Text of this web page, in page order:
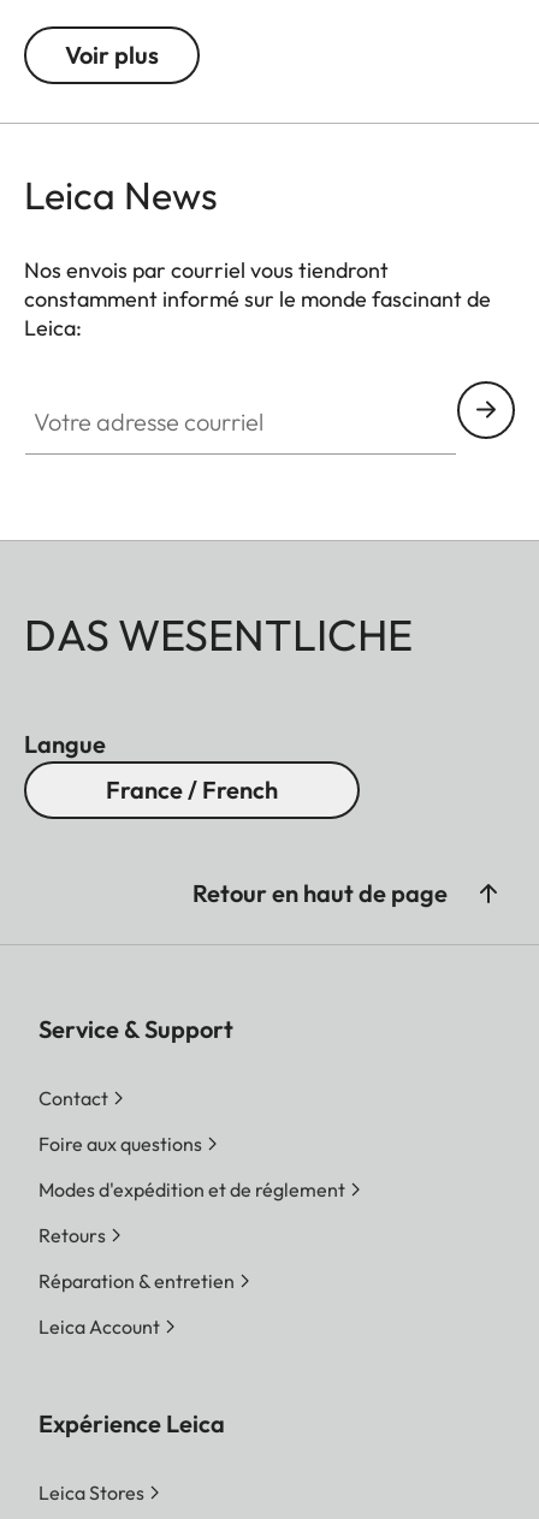
qualité d'image complète, même dans des
conditions d'éclairage défavorables. Grâce à un
permanente pour vos précieux filtres.
Voir plus
Leica News
Nos envois par courriel vous tiendront
constamment informé sur le monde fascinant de
Leica:
DAS WESENTLICHE
Langue
France / French
Retour en haut de page
Service & Support
Contact
Foire aux questions
Modes d'expédition et de réglement
Retours
Réparation & entretien
Leica Account
Expérience Leica
Leica Stores